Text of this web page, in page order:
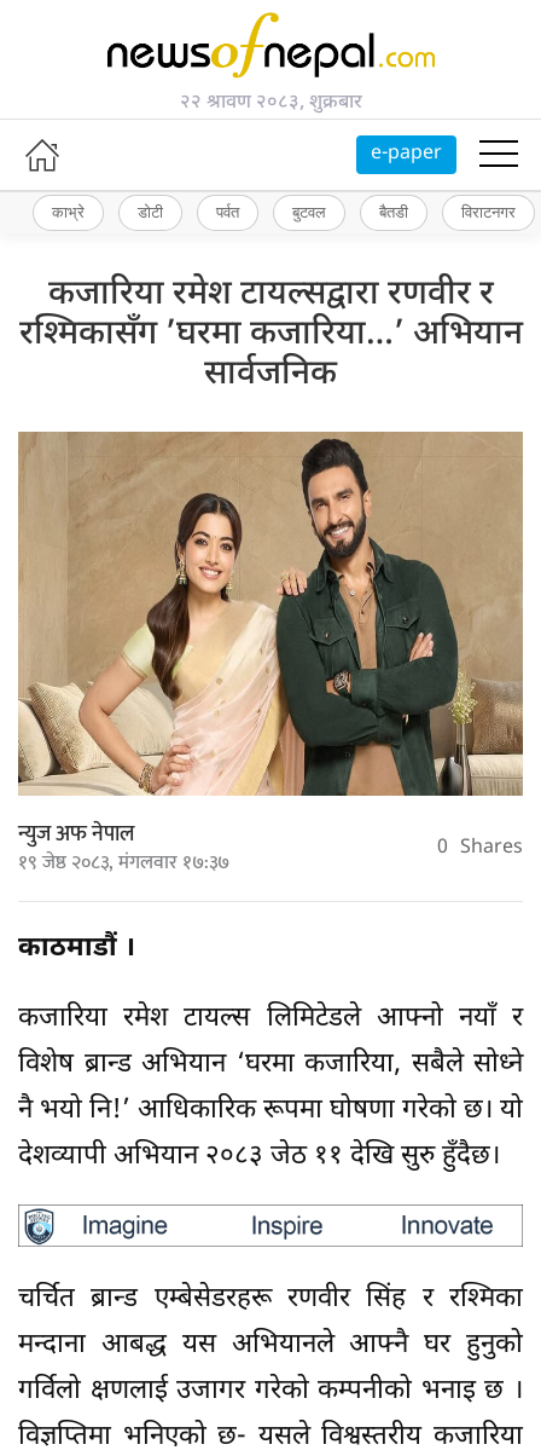
२२ श्रावण २०८३, शुक्रबार
e-paper
काभ्रे डोटी पर्वत बुटवल बैतडी विराटनगर
कजारिया रमेश टायल्सद्वारा रणवीर र
रश्मिकासँग ’घरमा कजारिया…’ अभियान
सार्वजनिक
न्युज अफ नेपाल
१९ जेष्ठ २०८३, मंगलवार १७:३७ 0 Shares
काठमाडौं ।
कजारिया रमेश टायल्स लिमिटेडले आफ्नो नयाँ र
विशेष ब्रान्ड अभियान ‘घरमा कजारिया, सबैले सोध्ने
नै भयो नि!’ आधिकारिक रूपमा घोषणा गरेको छ। यो
देशव्यापी अभियान २०८३ जेठ ११ देखि सुरु हुँदैछ।
चर्चित ब्रान्ड एम्बेसेडरहरू रणवीर सिंह र रश्मिका
मन्दाना आबद्ध यस अभियानले आफ्नै घर हुनुको
गर्विलो क्षणलाई उजागर गरेको कम्पनीको भनाइ छ ।
विज्ञप्तिमा भनिएको छ- यसले विश्वस्तरीय कजारिया